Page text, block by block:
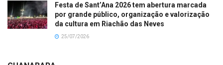
Festa de Sant’Ana 2026 tem abertura marcada
por grande público, organização e valorização
da cultura em Riachão das Neves
25/07/2026